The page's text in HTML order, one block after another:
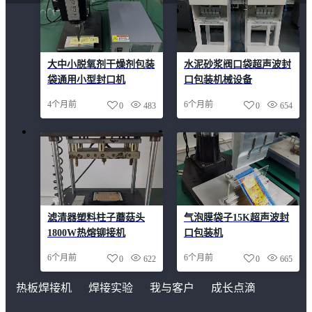
大中小脱氧剂干燥剂包装
袋通用小型封口机
4个月前 483
0
水泥砂浆阀口袋超声波封
口包装机械设备
6个月前 654
0
滤清器塑料柱子蘑菇头
1800W热熔铆接机
6个月前 622
0
气泡膜袋子15K超声波封
口包装机
6个月前 665
0
热板焊接机 焊接实验 我与客户 成长点滴